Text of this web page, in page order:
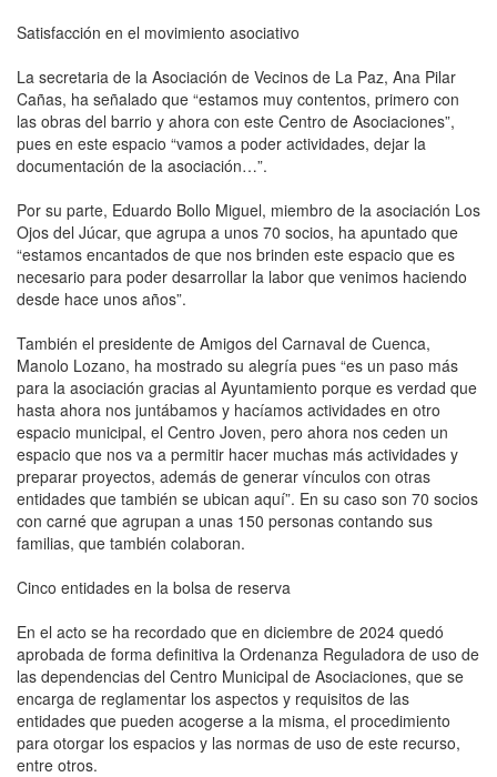
Satisfacción en el movimiento asociativo
La secretaria de la Asociación de Vecinos de La Paz, Ana Pilar
Cañas, ha señalado que “estamos muy contentos, primero con
las obras del barrio y ahora con este Centro de Asociaciones”,
pues en este espacio “vamos a poder actividades, dejar la
documentación de la asociación…”.
Por su parte, Eduardo Bollo Miguel, miembro de la asociación Los
Ojos del Júcar, que agrupa a unos 70 socios, ha apuntado que
“estamos encantados de que nos brinden este espacio que es
necesario para poder desarrollar la labor que venimos haciendo
desde hace unos años”.
También el presidente de Amigos del Carnaval de Cuenca,
Manolo Lozano, ha mostrado su alegría pues “es un paso más
para la asociación gracias al Ayuntamiento porque es verdad que
hasta ahora nos juntábamos y hacíamos actividades en otro
espacio municipal, el Centro Joven, pero ahora nos ceden un
espacio que nos va a permitir hacer muchas más actividades y
preparar proyectos, además de generar vínculos con otras
entidades que también se ubican aquí”. En su caso son 70 socios
con carné que agrupan a unas 150 personas contando sus
familias, que también colaboran.
Cinco entidades en la bolsa de reserva
En el acto se ha recordado que en diciembre de 2024 quedó
aprobada de forma definitiva la Ordenanza Reguladora de uso de
las dependencias del Centro Municipal de Asociaciones, que se
encarga de reglamentar los aspectos y requisitos de las
entidades que pueden acogerse a la misma, el procedimiento
para otorgar los espacios y las normas de uso de este recurso,
entre otros.